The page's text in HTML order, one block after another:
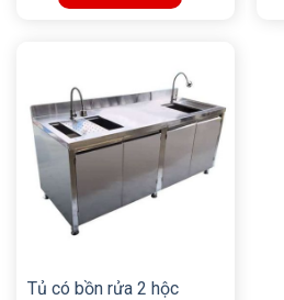
Tủ có bồn rửa 2 hộc